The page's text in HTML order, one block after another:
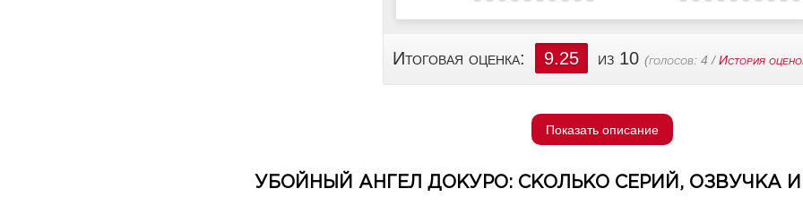
Итоговая оценка: 9.25 из 10 (голосов: 4 /История
Показать описание
УБОЙНЫЙ АНГЕЛ ДОКУРО: СКОЛЬКО СЕРИЙ, ОЗВУЧКА И